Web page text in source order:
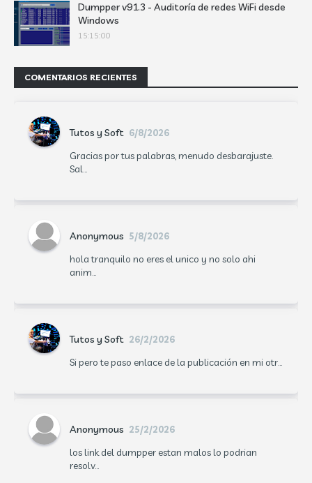
Dumpper v91.3 - Auditoría de redes WiFi desde
Windows
15:15:00
COMENTARIOS RECIENTES
Tutos y Soft 6/8/2026
Gracias por tus palabras, menudo desbarajuste.
Sal...
Anonymous 5/8/2026
hola tranquilo no eres el unico y no solo ahi
anim...
Tutos y Soft 26/2/2026
Si pero te paso enlace de la publicación en mi otr...
Anonymous 25/2/2026
los link del dumpper estan malos lo podrian
resolv...